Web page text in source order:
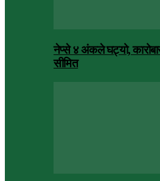
नेप्से ४ अंकले घट्यो,
सीमित